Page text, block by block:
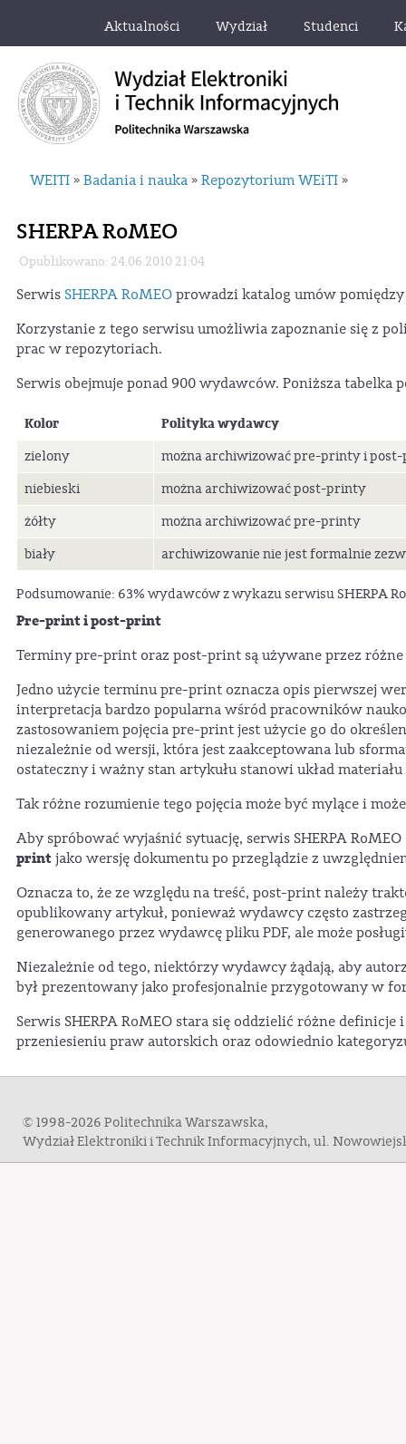
Aktualności Wydział Studenci
WEITI » Badania i nauka » Repozytorium WEiTI »
SHERPA RoMEO
Opublikowano: 24.06.2010 21:04
Serwis SHERPA RoMEO prowadzi katalog umów
Korzystanie z tego serwisu umożliwia zapoznanie się z
prac w repozytoriach.
Serwis obejmuje ponad 900 wydawców. Poniższa
Kolor Polityka wydawcy
zielony
można archiwizować pre-printy i
niebieski
można archiwizować post-printy
żółty
można archiwizować pre-printy
biały
archiwizowanie nie jest formalnie
Podsumowanie: 63% wydawców z wykazu serwisu SHERPA
Pre-print i post-print
Terminy pre-print oraz post-print są używane przez
Jedno użycie terminu pre-print oznacza opis pierwszej
interpretacja bardzo popularna wśród pracowników
zastosowaniem pojęcia pre-print jest użycie go do
niezależnie od wersji, która jest zaakceptowana lub
ostateczny i ważny stan artykułu stanowi układ
Tak różne rozumienie tego pojęcia może być mylące i
Aby spróbować wyjaśnić sytuację, serwis SHERPA
print jako wersję dokumentu po przeglądzie z
Oznacza to, że ze względu na treść, post-print należy
opublikowany artykuł, ponieważ wydawcy często
generowanego przez wydawcę pliku PDF, ale może
Niezależnie od tego, niektórzy wydawcy żądają, aby
był prezentowany jako profesjonalnie przygotowany w
Serwis SHERPA RoMEO stara się oddzielić różne
przeniesieniu praw autorskich oraz odowiednio
© 1998-2026 Politechnika Warszawska,
Wydział Elektroniki i Technik Informacyjnych, ul.